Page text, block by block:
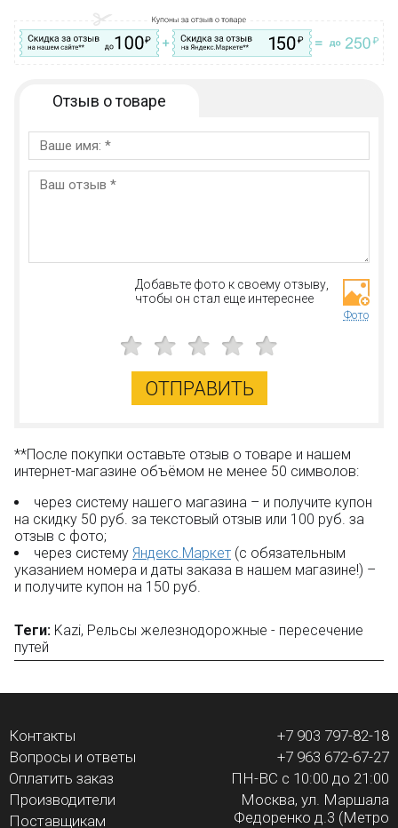
Отзыв о товаре
Добавьте фото к своему отзыву,
чтобы он стал еще интереснее
Фото
ОТПРАВИТЬ
**После покупки оставьте отзыв о товаре и нашем
интернет-магазине объёмом не менее 50 символов:
через систему нашего магазина – и получите купон
на скидку 50 руб. за текстовый отзыв или 100 руб. за
отзыв с фото;
через систему Яндекс.Маркет (с обязательным
указанием номера и даты заказа в нашем магазине!) –
и получите купон на 150 руб.
Теги: Kazi, Рельсы железнодорожные - пересечение
путей
Контакты
Вопросы и ответы
Оплатить заказ
Производители
Поставщикам
+7 903 797-82-18
+7 963 672-67-27
ПН-ВС с 10:00 до 21:00
Москва, ул. Маршала
Федоренко д.3 (Метро